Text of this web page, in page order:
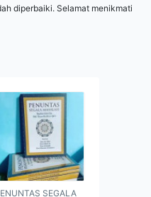
diperbaiki. Selamat menikmati
SEGALA